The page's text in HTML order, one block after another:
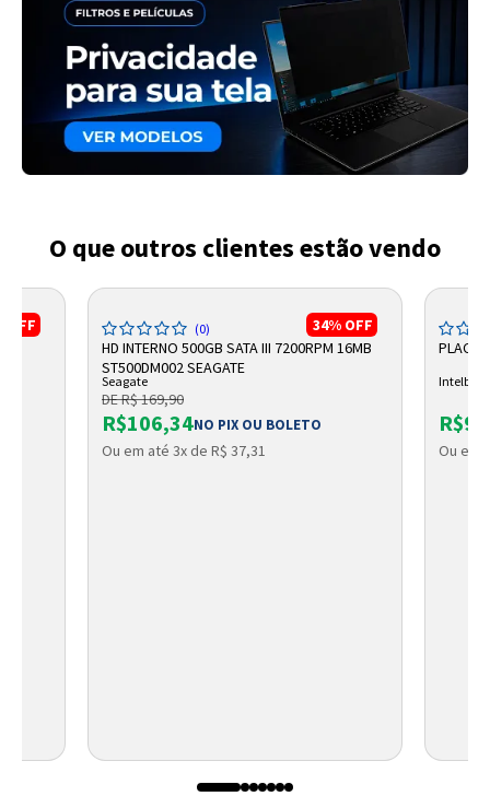
O que outros clientes estão vendo
OFF 34% OFF
(0)
HD INTERNO 500GB SATA III 7200RPM 16MB
ST500DM002 SEAGATE
Seagate
DE R$ 169,90
R$106,34NO PIX OU BOLETO
Ou em até 3x de R$ 37,31
PLACA
Intelbras
Ou em